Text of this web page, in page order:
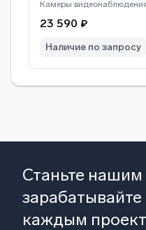
Камеры
23 590 ₽
Наличие по запросу
Станьте
каждым